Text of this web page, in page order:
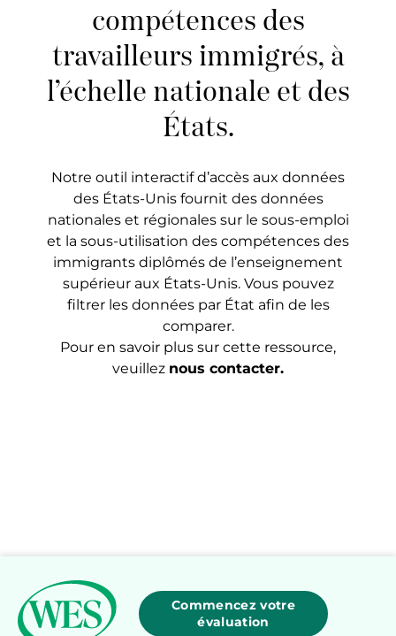
compétences des
travailleurs immigrés, à
l’échelle nationale et des
États.
Notre outil interactif d’accès aux données
des États-Unis fournit des données
nationales et régionales sur le sous-emploi
et la sous-utilisation des compétences des
immigrants diplômés de l’enseignement
supérieur aux États-Unis. Vous pouvez
filtrer les données par État afin de les
comparer.
Pour en savoir plus sur cette ressource,
veuillez nous contacter.
Commencez votre
évaluation